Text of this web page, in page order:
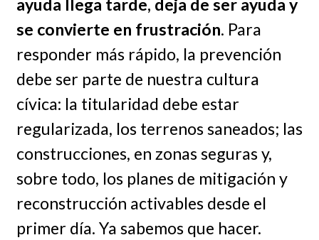
ayuda llega tarde, deja de ser ayuda y
se convierte en frustración. Para
responder más rápido, la prevención
debe ser parte de nuestra cultura
cívica: la titularidad debe estar
regularizada, los terrenos saneados; las
construcciones, en zonas seguras y,
sobre todo, los planes de mitigación y
reconstrucción activables desde el
primer día. Ya sabemos que hacer.